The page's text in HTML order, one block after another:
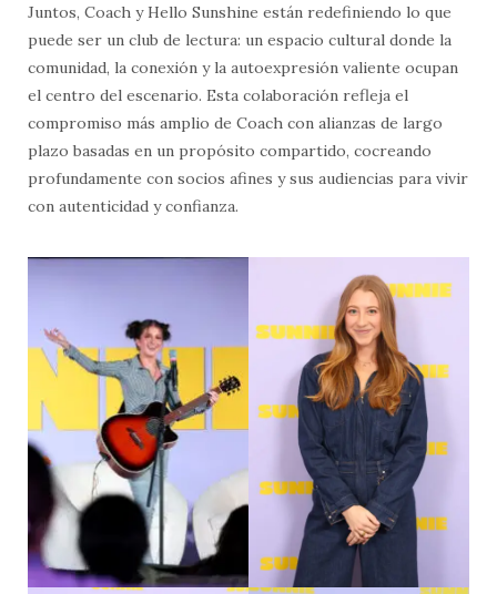
Juntos, Coach y Hello Sunshine están redefiniendo lo que
puede ser un club de lectura: un espacio cultural donde la
comunidad, la conexión y la autoexpresión valiente ocupan
el centro del escenario. Esta colaboración refleja el
compromiso más amplio de Coach con alianzas de largo
plazo basadas en un propósito compartido, cocreando
profundamente con socios afines y sus audiencias para vivir
con autenticidad y confianza.